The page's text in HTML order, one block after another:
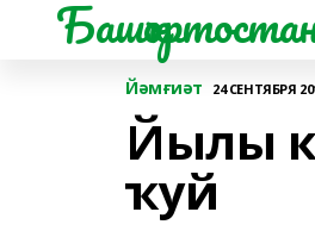
Йәмғиәт 24 СЕНТЯБРЯ
Йылы
ҡуй